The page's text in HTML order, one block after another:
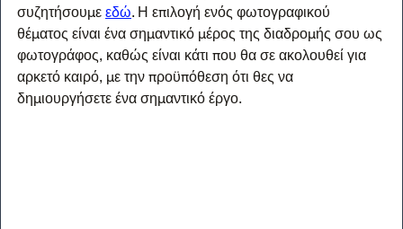
συζητήσουμε εδώ. Η επιλογή ενός φωτογραφικού
θέματος είναι ένα σημαντικό μέρος της διαδρομής σου ως
φωτογράφος, καθώς είναι κάτι που θα σε ακολουθεί για
αρκετό καιρό, με την προϋπόθεση ότι θες να
δημιουργήσετε ένα σημαντικό έργο.